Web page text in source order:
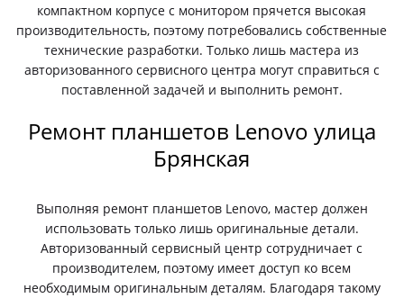
компактном корпусе с монитором прячется высокая
производительность, поэтому потребовались собственные
технические разработки. Только лишь мастера из
авторизованного сервисного центра могут справиться с
поставленной задачей и выполнить ремонт.
Ремонт планшетов Lenovo улица
Брянская
Выполняя ремонт планшетов Lenovo, мастер должен
использовать только лишь оригинальные детали.
Авторизованный сервисный центр сотрудничает с
производителем, поэтому имеет доступ ко всем
необходимым оригинальным деталям. Благодаря такому